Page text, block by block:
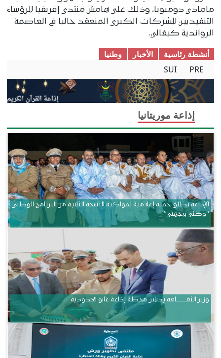
مامادي دومبويا، وذلك على هامش منتدى إفريقيا للرؤساء
التنفيذيين للشركات الكبرى المنعقد حاليا في العاصمة
الرواندية كيغالي.
أنشطة رئاسية الأخبار
وطنیا
PRE
SUI
إذاعة موريتانيا
الإذاعة تطلق حملة إعلامية لمواكبة النسخة الثانية من البرنامج الوطني
“وطني وجهتي”
وزير الثقــــــــــافة يدشن محطة إذاعة غابو الحدودية